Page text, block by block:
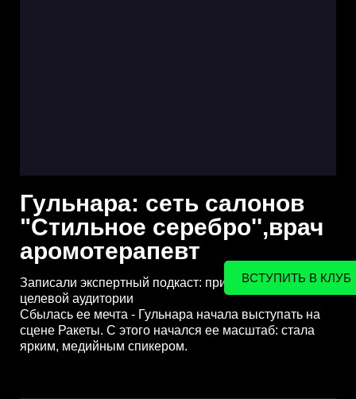
Гульнара: сеть салонов
"Стильное серебро'',врач
аромотерапевт
Записали экспертный подкаст: пришло 3500+
целевой аудитории
Сбылась ее мечта - Гульнара начала выступать на
сцене Ракеты. С этого начался ее масштаб: стала
ярким, медийным спикером.
ВСТУПИТЬ В КЛУБ